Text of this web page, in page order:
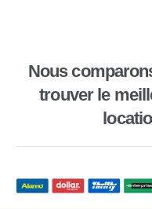
Nous
trouver le